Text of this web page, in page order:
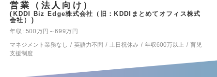
営業（法人向け）
KDDI Biz Edge株式会社（旧：KDDIまとめてオフィス株式
会社）
年収
500万円～699万円
マネジメント業務なし
英語力不問 土日祝休み 年収600万以上
育児
支援制度